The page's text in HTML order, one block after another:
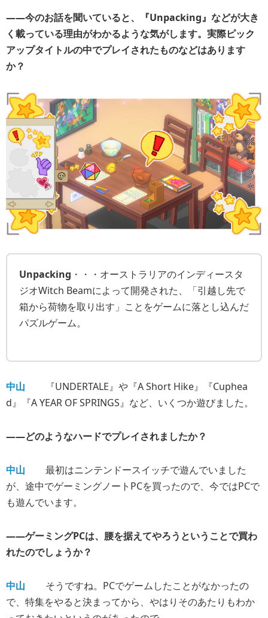
――今のお話を聞いていると、『Unpacking』などが大き
く載っている理由がわかるような気がします。実際ピック
アップタイトルの中でプレイされたものなどはあります
か？
Unpacking ・・・オーストラリアのインディースタ
ジオWitch Beamによって開発された、「引越し先で
箱から荷物を取り出す」ことをゲームに落とし込んだ
パズルゲーム。
中山
『UNDERTALE』や『A Short Hike』『Cuphea
d』『A YEAR OF SPRINGS』など、いくつか遊びました。
――どのようなハードでプレイされましたか？
中山
最初はニンテンドースイッチで遊んでいました
が、途中でゲーミングノートPCを買ったので、今ではPCで
も遊んでいます。
――ゲーミングPCは、腰を据えてやろうということで買わ
れたのでしょうか？
中山
そうですね。PCでゲームしたことがなかったの
で、特集をやると決まってから、やはりそのあたりもわか